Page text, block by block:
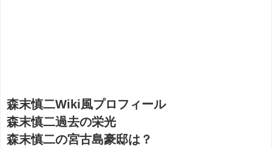
森末慎二Wiki風プロフィール
森末慎二過去の栄光
森末慎二の宮古島豪邸は？